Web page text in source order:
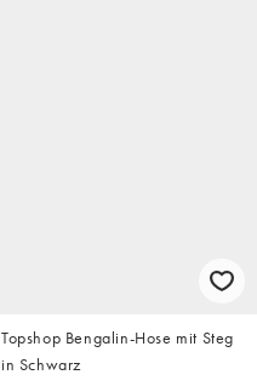
Topshop Bengalin-Hose mit Steg
in Schwarz